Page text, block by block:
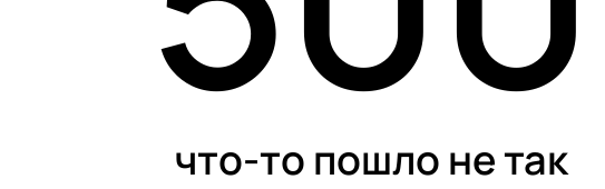
что-то пошло не так